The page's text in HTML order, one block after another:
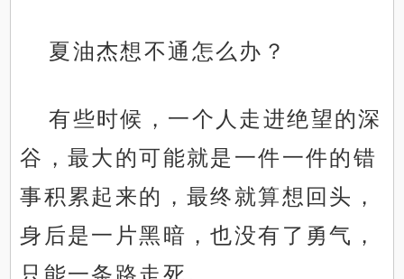
夏油杰想不通怎么办？
有些时候，一个人走进绝望的深
谷，最大的可能就是一件一件的错
事积累起来的，最终就算想回头，
身后是一片黑暗，也没有了勇气，
只能一条路走死。